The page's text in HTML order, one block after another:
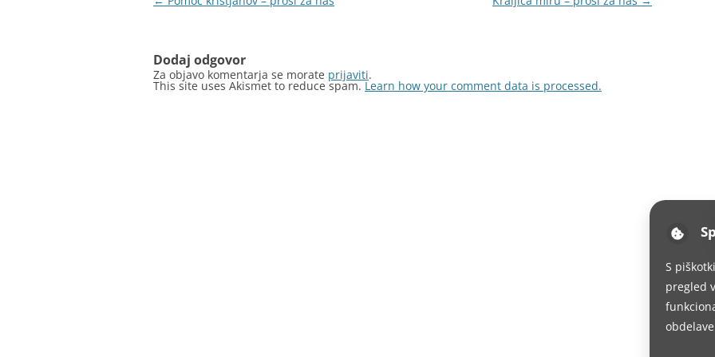
Dodaj odgovor
Za objavo komentarja se morate prijaviti.
This site uses Akismet to reduce spam. Learn how your comment data is processed.
S
pregled